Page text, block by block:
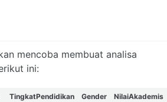
mencoba membuat analisa
ini:
TingkatPendidikan Gender NilaiAkademis